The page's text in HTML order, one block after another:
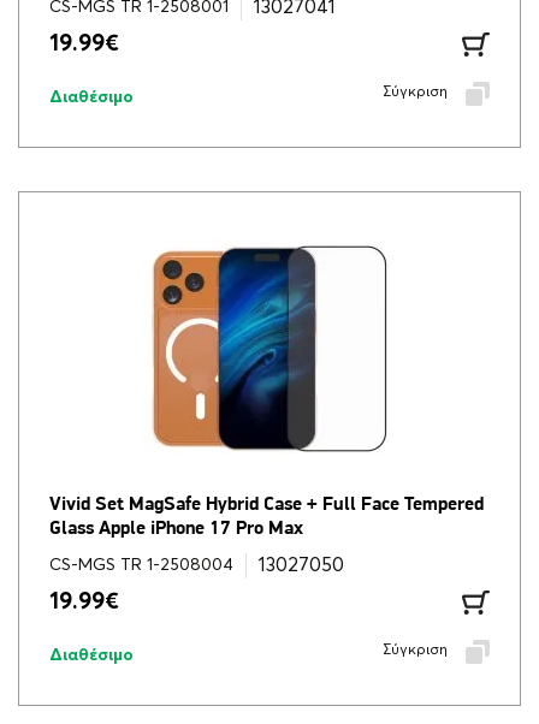
CS-MGS TR 1-2508001 13027041
19.99€
Διαθέσιμο Σύγκριση
Vivid Set MagSafe Hybrid Case + Full Face Tempered
Glass Apple iPhone 17 Pro Max
CS-MGS TR 1-2508004 13027050
19.99€
Διαθέσιμο Σύγκριση